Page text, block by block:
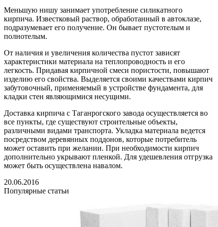
Меньшую нишу занимает употребление силикатного
кирпича. Известковый раствор, обработанный в автоклазе,
подразумевает его получение. Он бывает пустотелым и
полнотелым.
От наличия и увеличения количества пустот зависят
характеристики материала на теплопроводность и его
легкость. Придавая кирпичной смеси пористости, повышают
изделию его свойства. Выделяется своими качествами кирпич
забутовочный, применяемый в устройстве фундамента, для
кладки стен являющимися несущими.
Доставка кирпича с Таганрогского завода осуществляется во
все пункты, где существуют строительные объекты,
различными видами транспорта. Укладка материала ведется
посредством деревянных поддонов, которые потребитель
может оставить при желании. При необходимости кирпич
дополнительно укрывают пленкой. Для удешевления отгрузка
может быть осуществлена навалом.
20.06.2016
Популярные статьи